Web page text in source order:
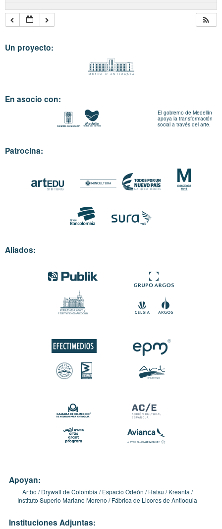
Un proyecto:
En asocio con:
El gobierno de Medellín
apoya la transformación
social a través del arte.
Patrocina:
Aliados:
Apoyan:
Artbo Drywall de Colombia Espacio Odeón Hatsu
Kreanta
Instituto Superio Mariano Moreno
Fábrica de Licores de Antioquia
Instituciones Adjuntas: